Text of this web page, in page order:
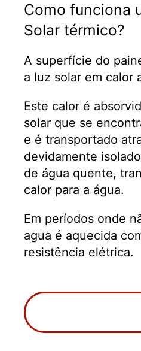
Como funciona
Solar térmico?
A superfície do
a luz solar em calor
Este calor é
solar que se
e é transportado
devidamente
de água quente,
calor para a água.
Em períodos onde
agua é aquecida
resistência elétrica.